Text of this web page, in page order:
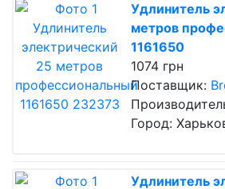
Удлинитель
метров
1161650
1074 грн
Поставщик:
Город:
Удлинитель